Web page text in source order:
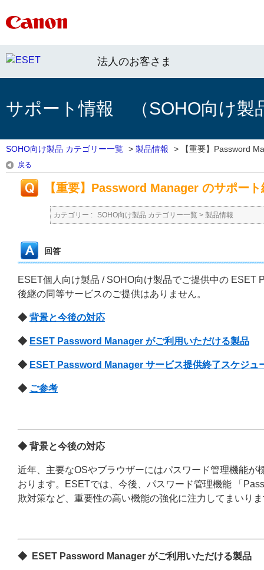
法人のお客さま
サポート情報 （SOHO向け製
SOHO向け製品 カテゴリー一覧 > 製品情報 > 【重要】Password
戻る
【重要】Password Manager のサポー
カテゴリー : SOHO向け製品 カテゴリー一覧 > 製品情報
回答
ESET個人向け製品 / SOHO向け製品でご提供中の
後継の同等サービスのご提供はありません。
◆ 背景と今後の対応
◆ ESET Password Manager がご利用いただける製品
◆ ESET Password Manager サービス提供終了スケジュ
◆ ご参考
◆ 背景と今後の対応
近年、主要なOSやブラウザーにはパスワード管理機能
おります。ESETでは、今後、パスワード管理機能 「
欺対策など、重要性の高い機能の強化に注力してまいり
◆ ESET Password Manager がご利用いただける製品